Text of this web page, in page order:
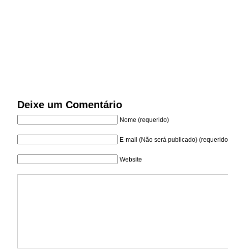
Deixe um Comentário
Nome (requerido)
E-mail (Não será publicado)
Website